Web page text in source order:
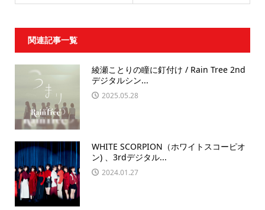
関連記事一覧
綾瀬ことりの瞳に釘付け / Rain Tree 2nd
デジタルシン...
2025.05.28
WHITE SCORPION（ホワイトスコーピオ
ン) 、3rdデジタル...
2024.01.27